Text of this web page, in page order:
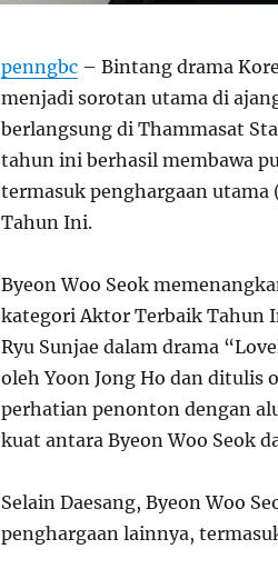
penngbc– Bintang drama
menjadi sorotan utama di
berlangsung di Thammasat
tahun ini berhasil membawa
termasuk penghargaan
Tahun Ini.
Byeon Woo Seok
kategori Aktor Terbaik Tahun
Ryu Sunjae dalam drama
oleh Yoon Jong Ho dan ditulis
perhatian penonton dengan
kuat antara Byeon Woo Seok
Selain Daesang, Byeon Woo
penghargaan lainnya,